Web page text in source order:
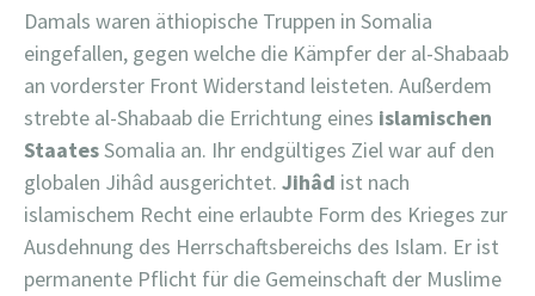
Damals waren äthiopische Truppen in Somalia
eingefallen, gegen welche die Kämpfer der al-Shabaab
an vorderster Front Widerstand leisteten. Außerdem
strebte al-Shabaab die Errichtung eines islamischen
StaatesSomalia an. Ihr endgültiges Ziel war auf den
globalen Jihâd ausgerichtet. Jihâd ist nach
islamischem Recht eine erlaubte Form des Krieges zur
Ausdehnung des Herrschaftsbereichs des Islam. Er ist
permanente Pflicht für die Gemeinschaft der Muslime